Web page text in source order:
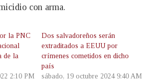
con arma.
la PNC
de la
2:10 PM
Dos salvadoreños serán
extraditados a EEUU por
crímenes cometidos en dicho
país
sábado, 19 octubre 2024 9:40 AM